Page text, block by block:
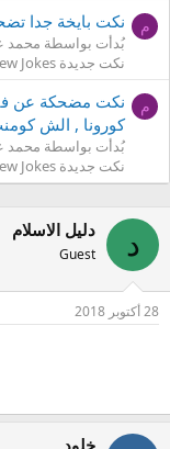
م نكت بايخة جدا تضحك 2027 , نكت بايخة كتير
بُدأت بواسطة
نكت جديدة 2027New Jokes
م
نكت مضحكة عن
كورونا , الش
بُدأت بواسطة
نكت جديدة 2027New Jokes
د دليل الاسلام
Guest
28 أكتوبر 2018
خلود